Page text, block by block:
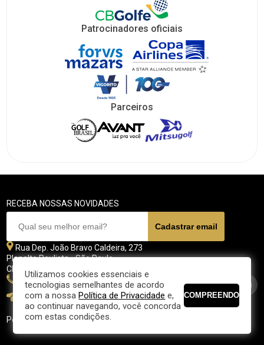
Patrocinadores oficiais
Parceiros
RECEBA NOSSAS NOVIDADES
Rua Dep. João Bravo Caldeira, 273
Planalto Paulista - São Paulo
CEP 04071 - 045
11 5070-4700
fpgolfe@fpgolfe.com.br
Política de privacidade
Utilizamos cookies essenciais e
tecnologias semelhantes de acordo
com a nossaPolítica de Privacidade e,
ao continuar navegando, você concorda
com estas condições.